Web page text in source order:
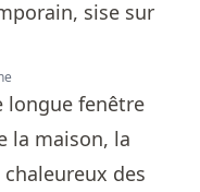
longue fenêtre
la maison, la
des